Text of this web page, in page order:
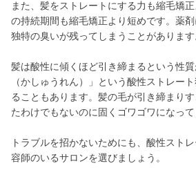
また、髪をストレートにする力も縮毛矯
の持続期間も縮毛矯正より短めです。薬
独特の臭いが残ってしまうことがあります
髪は酸性に傾くほど引き締まるという性
（かしゅうれん）」という酸性ストレー
ることもあります。髪の毛が引き締まり
たわけでもないのに固くゴワゴワになって
トラブルを招かないためにも、酸性スト
容師のいるサロンを選びましょう。